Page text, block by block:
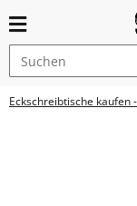
Eckschreibtische